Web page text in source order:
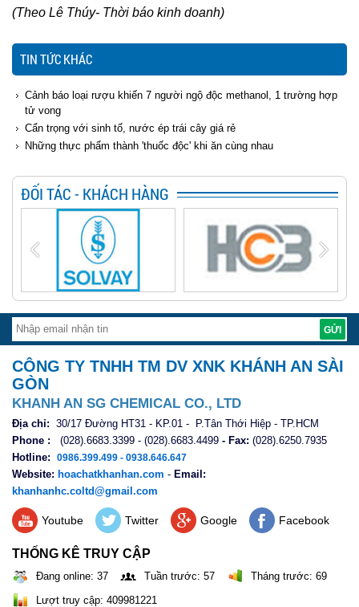
(Theo Lê Thúy- Thời báo kinh doanh)
TIN TỨC KHÁC
Cảnh báo loại rượu khiến 7 người ngộ độc methanol, 1 trường hợp
tử vong
Cẩn trọng với sinh tố, nước ép trái cây giá rẻ
Những thực phẩm thành 'thuốc độc' khi ăn cùng nhau
ĐỐI TÁC - KHÁCH HÀNG
CÔNG TY TNHH TM DV XNK KHÁNH AN SÀI
GÒN
KHANH AN SG CHEMICAL CO., LTD
Địa chỉ: 30/17 Đường HT31 - KP.01 - P.Tân Thới Hiệp - TP.HCM
Phone : (028).6683.3399 - (028).6683.4499 - Fax: (028).6250.7935
Hotline:
0986.399.499 - 0938.646.647
Website: hoachatkhanhan.com - Email:
khanhanhc.coltd@gmail.com
Youtube Twitter Google Facebook
THỐNG KÊ TRUY CẬP
Đang online: 37 Tuần trước: 57
Tháng trước: 69
Lượt truy cập: 409981221